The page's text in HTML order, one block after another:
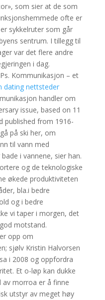
som sier at de som
ofte er
sykkelruter som går
sentrum. I tillegg til
var det flere andre
i dag.
Kommunikasjon – et
dating nettsteder
handler om
issue, based on 11
published from 1916-
på ski her, om
til vann med
i vannene, sier han.
og de teknologiske
økede produktiviteten
bla.i bedre
og i bedre
vi taper i morgen, det
motstand.
opp om
sjølv Kristin Halvorsen
i 2008 og oppfordra
Et o-løp kan dukke
av morroa er å finne
utstyr av meget høy